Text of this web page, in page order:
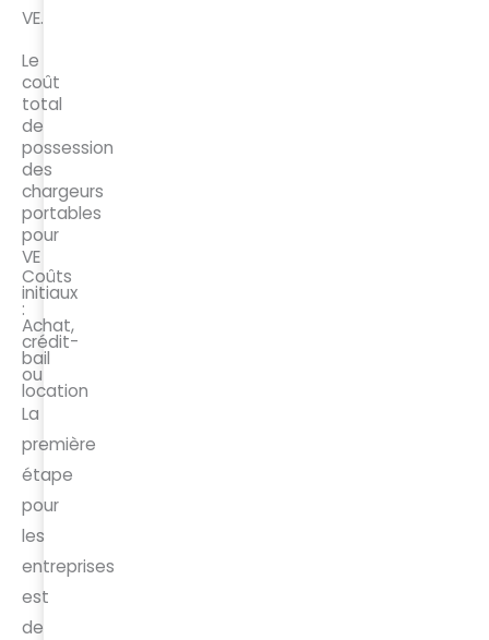
VE.
Le
coût
total
de
possession
des
chargeurs
portables
pour
VE
Coûts
initiaux
:
Achat,
crédit-
bail
ou
location
La
première
étape
pour
les
entreprises
est
de